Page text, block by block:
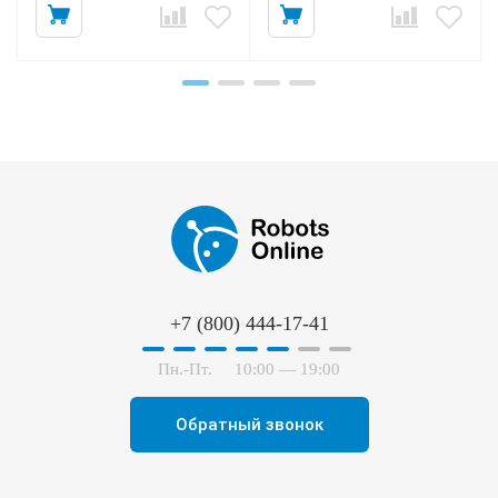
В КОРЗИНУ В КОРЗИНУ
Отложить товар СравнитьОтложить товар
+7 (800) 444-17-41
Пн.-Пт. 10:00 — 19:00
Обратный звонок